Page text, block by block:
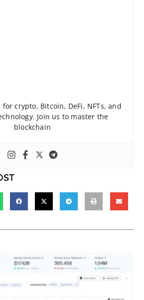
crypto, Bitcoin, DeFi, NFTs, and
Join us to master the
blockchain